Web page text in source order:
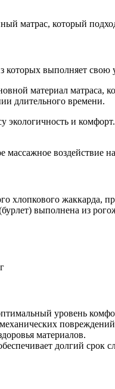
матрас, который
которых выполняет
материал матраса,
длительного времени.
экологичность и
массажное
хлопкового жаккарда,
выполнена из
уровень
материалов.
долгий срок